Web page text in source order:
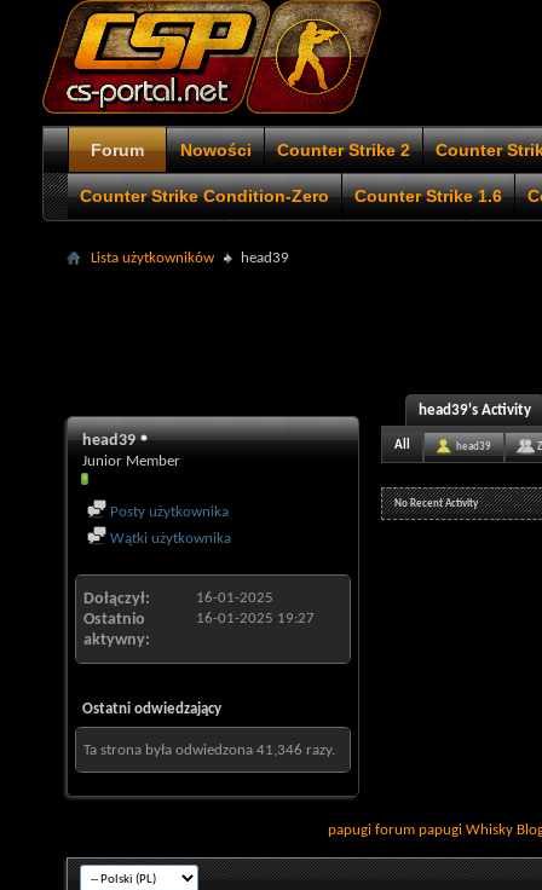
Forum Nowości Counter Strike 2 Counter
Counter Strike Condition-Zero Counter Strike 1.6
Lista użytkowników head39
head39
Junior Member
Posty użytkownika
Wątki użytkownika
Dołączył 16-01-2025
Ostatnio
aktywny
16-01-2025 19:27
Ostatni odwiedzający
Ta strona była odwiedzona 41,346 razy.
head39's Activity
All head39
No Recent Activity
papugi forum papugi Whisky